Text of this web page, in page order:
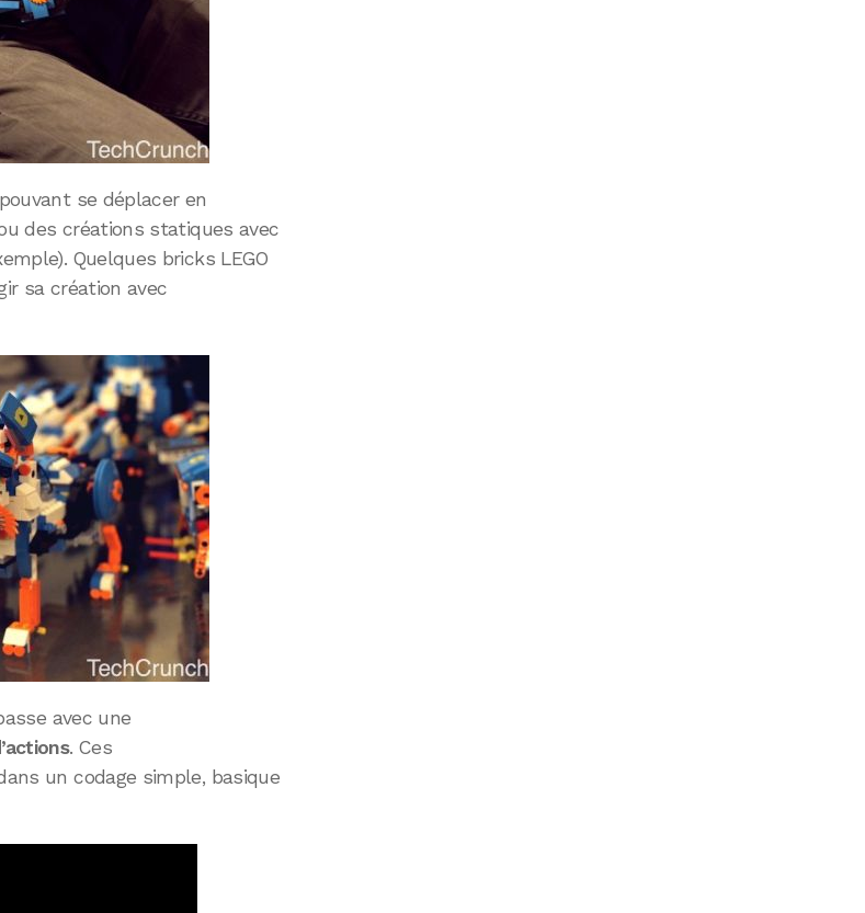
se déplacer en
des créations statiques avec
Quelques bricks LEGO
sa création avec
avec une
. Ces
un codage simple, basique